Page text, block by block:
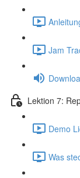
Jam
Lektion 7:
Demo
Was